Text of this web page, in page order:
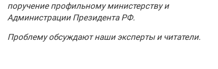
поручение профильному министерству и
Администрации Президента РФ.
Проблему обсуждают наши эксперты и читатели.